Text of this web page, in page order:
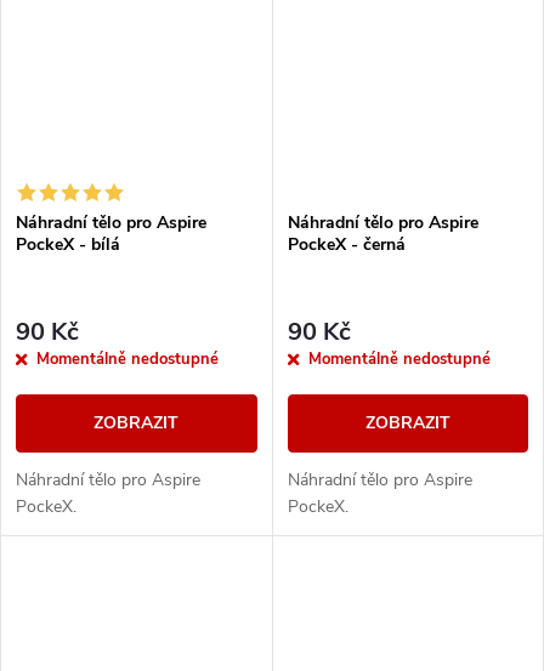
Náhradní tělo pro Aspire
PockeX - bílá
90 Kč
Momentálně nedostupné
ZOBRAZIT
Náhradní tělo pro Aspire
PockeX.
Náhradní tělo pro Aspire
PockeX - černá
90 Kč
Momentálně nedostupné
ZOBRAZIT
Náhradní tělo pro Aspire
PockeX.